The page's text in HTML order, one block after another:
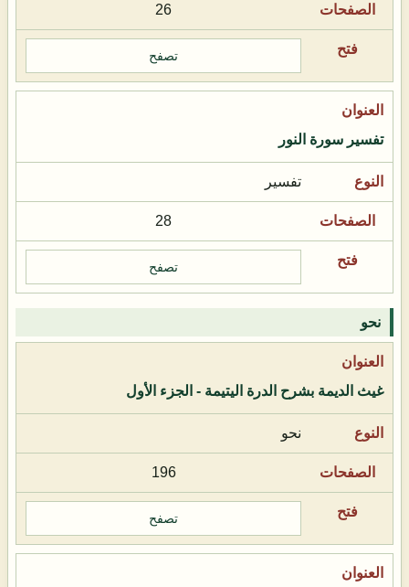
26
تصفح
تفسير سورة النور
تفسير
28
تصفح
نحو
غيث الديمة بشرح الدرة اليتيمة - الجزء الأول
نحو
196
تصفح